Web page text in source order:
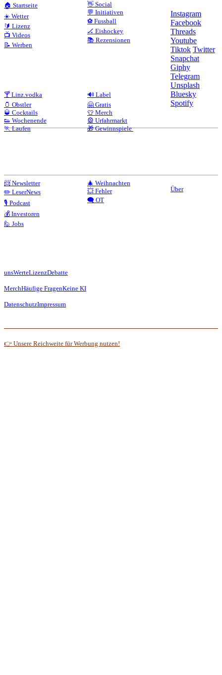
🏠 Startseite
☀️ Wetter
🔰 Lizenz
📺 Videos
📝 Werben
👋 Social
💬 Initiativen
⚽ Fussball
🏒 Eishockey
📚 Rezensionen
🍸 Linz.vodka
🫙 Obstler
🥃 Cocktails
👟 Wochenende
🏃 Laufen
🔊 Label
🤗 Gratis
👕 Merch
🎡 Urfahrmarkt
🎁 Gewinnspiele
📨 Newsletter
✏️ LeserNews
🎙️ Podcast
💰 Investoren
🙋 Jobs
🎄 Weihnachten
💥 Fehler
🗨️ OT
Instagram
Facebook
Threads
Youtube
Tiktok Twitter
Snapchat
Giphy
Telegram
Unsplash
Bluesky
Spotify
Über
unsWerteLizenzDebatte
MerchHäufige FragenKeine KI
DatenschutzImpressum
👉 Unsere Reichweite für Werbung nutzen!